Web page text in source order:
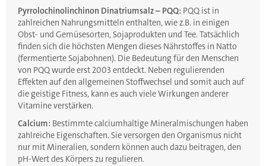
Pyrrolochinolinchinon Dinatriumsalz – PQQ: PQQ ist in
zahlreichen Nahrungsmitteln enthalten, wie z.B. in einigen
Obst- und Gemüsesorten, Sojaprodukten und Tee. Tatsächlich
finden sich die höchsten Mengen dieses Nährstoffes in Natto
(fermentierte Sojabohnen). Die Bedeutung für den Menschen
von PQQ wurde erst 2003 entdeckt. Neben regulierenden
Effekten auf den allgemeinen Stoffwechsel und somit auch auf
die geistige Fitness, kann es auch viele Wirkungen anderer
Vitamine verstärken.
Calcium: Bestimmte calciumhaltige Mineralmischungen haben
zahlreiche Eigenschaften. Sie versorgen den Organismus nicht
nur mit Mineralien, sondern können auch dazu beitragen, den
pH-Wert des Körpers zu regulieren.